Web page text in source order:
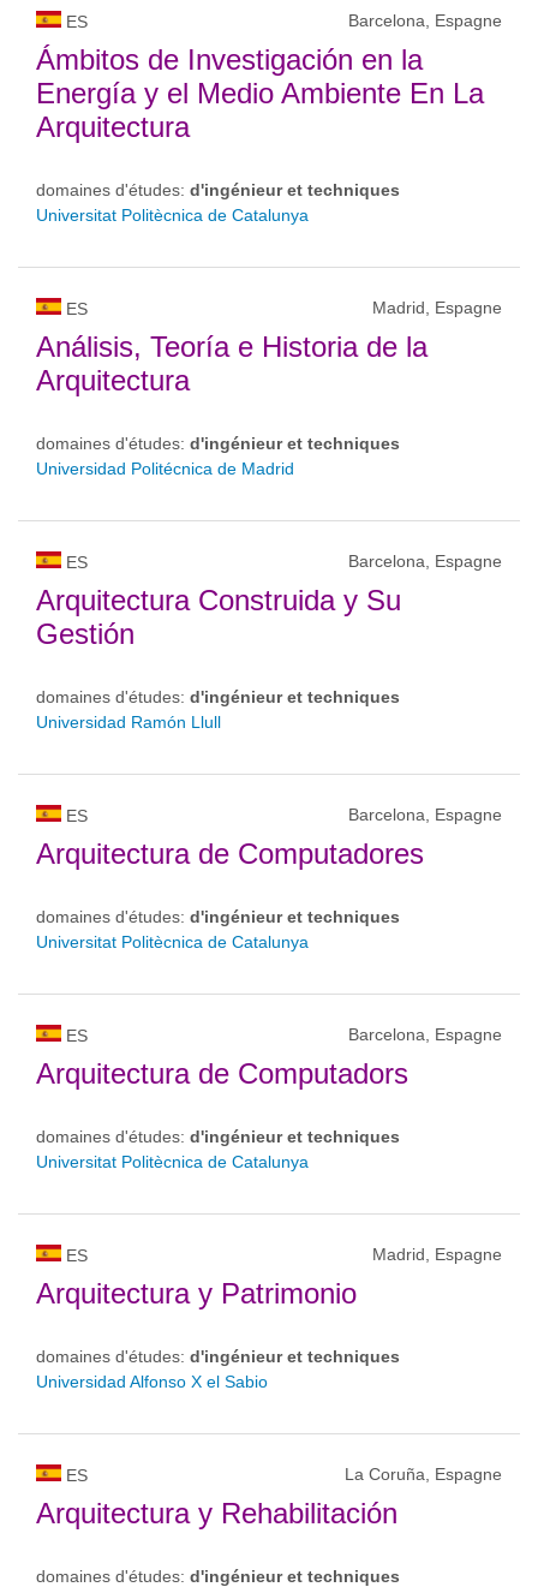
ES Barcelona, Espagne
Ámbitos de Investigación en la
Energía y el Medio Ambiente En La
Arquitectura
domaines d'études: d'ingénieur et techniques
Universitat Politècnica de Catalunya
ES Madrid, Espagne
Análisis, Teoría e Historia de la
Arquitectura
domaines d'études: d'ingénieur et techniques
Universidad Politécnica de Madrid
ES Barcelona, Espagne
Arquitectura Construida y Su
Gestión
domaines d'études: d'ingénieur et techniques
Universidad Ramón Llull
ES Barcelona, Espagne
Arquitectura de Computadores
domaines d'études: d'ingénieur et techniques
Universitat Politècnica de Catalunya
ES Barcelona, Espagne
Arquitectura de Computadors
domaines d'études: d'ingénieur et techniques
Universitat Politècnica de Catalunya
ES Madrid, Espagne
Arquitectura y Patrimonio
domaines d'études: d'ingénieur et techniques
Universidad Alfonso X el Sabio
ES La Coruña, Espagne
Arquitectura y Rehabilitación
domaines d'études: d'ingénieur et techniques